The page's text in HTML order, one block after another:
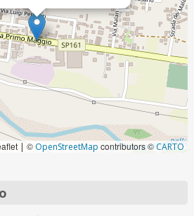
| ©OpenStreetMap contributors ©CARTO